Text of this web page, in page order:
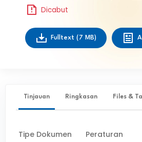
Dicabut
Fulltext (7 MB)
Tinjauan Ringkasan Files &
Tipe Dokumen Peraturan